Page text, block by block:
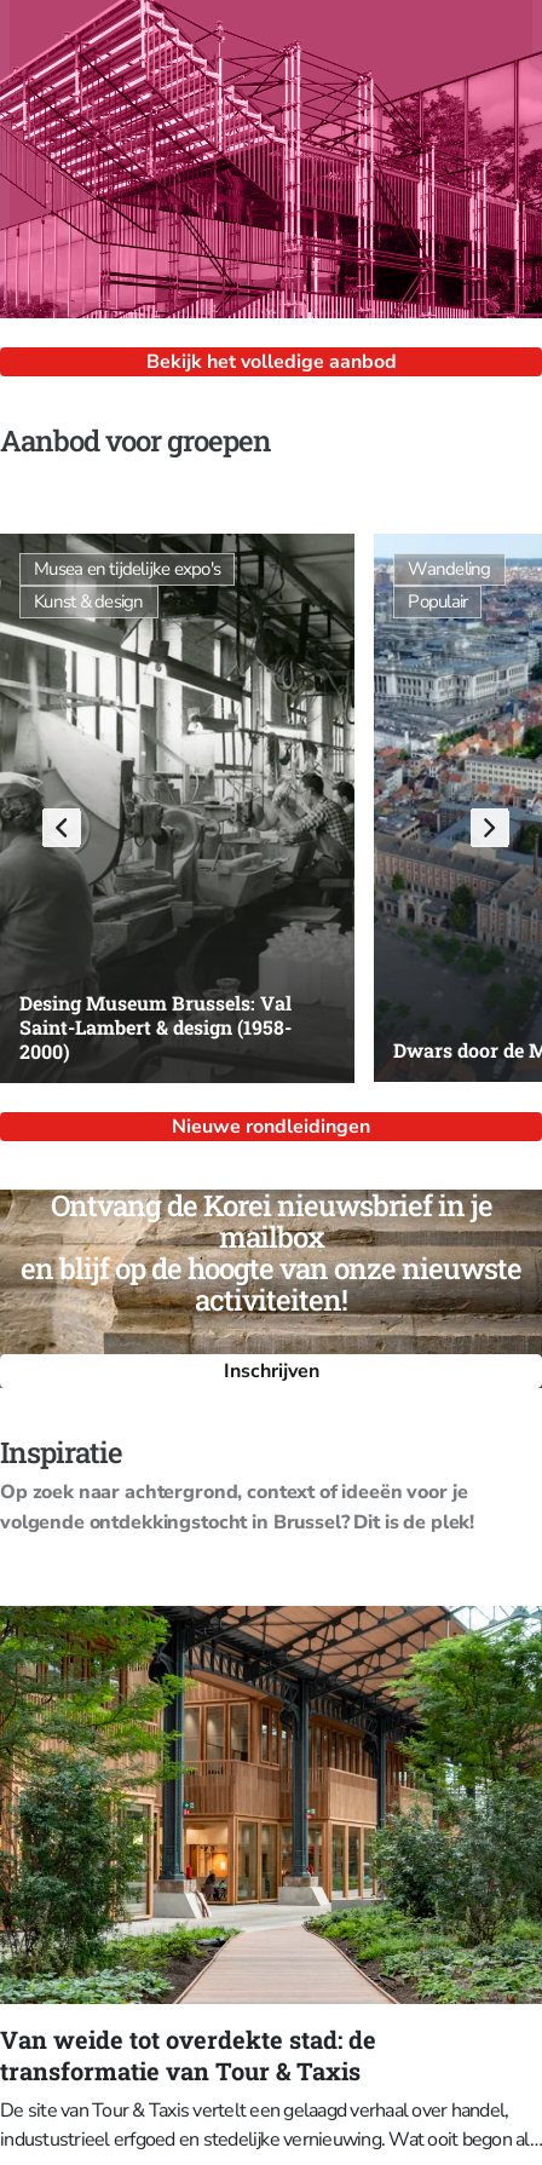
Bekijk het volledige aanbod
Aanbod voor groepen
Musea en tijdelijke expo's
Kunst & design
Desing Museum Brussels: Val
Saint-Lambert & design (1958-
2000)
Wandeling
Populair
Dwars door de
Nieuwe rondleidingen
Ontvang de Korei nieuwsbrief in je
mailbox
en blijf op de hoogte van onze nieuwste
activiteiten!
Inschrijven
Inspiratie
Op zoek naar achtergrond, context of ideeën voor je
volgende ontdekkingstocht in Brussel? Dit is de plek!
Van weide tot overdekte stad: de
transformatie van Tour & Taxis
De site van Tour & Taxis vertelt een gelaagd verhaal over handel,
industustrieel erfgoed en stedelijke vernieuwing. Wat ooit begon als